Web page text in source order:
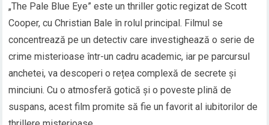
„The Pale Blue Eye” este un thriller gotic regizat de Scott
Cooper, cu Christian Bale în rolul principal. Filmul se
concentrează pe un detectiv care investighează o serie de
crime misterioase într-un cadru academic, iar pe parcursul
anchetei, va descoperi o rețea complexă de secrete și
minciuni. Cu o atmosferă gotică și o poveste plină de
suspans, acest film promite să fie un favorit al iubitorilor de